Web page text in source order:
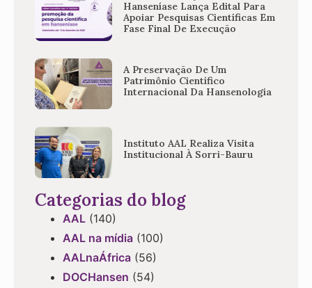
Hanseníase Lança Edital Para
Apoiar Pesquisas Científicas Em
Fase Final De Execução
A Preservação De Um
Patrimônio Científico
Internacional Da Hansenologia
Instituto AAL Realiza Visita
Institucional À Sorri-Bauru
Categorias do blog
AAL (140)
AAL na mídia (100)
AALnaÁfrica (56)
DOCHansen (54)